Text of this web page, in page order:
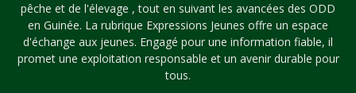
pêche et de l'élevage , tout en suivant les avancées des ODD
en Guinée. La rubrique Expressions Jeunes offre un espace
d'échange aux jeunes. Engagé pour une information fiable, il
promet une exploitation responsable et un avenir durable pour
tous.